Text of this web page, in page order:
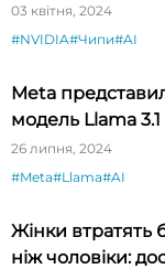
03 квітня, 2024
#NVIDIA#Чипи#AI
Meta
модель Llama 3.1
26 липня, 2024
#Meta#Llama#AI
Жінки втратять
ніж чоловіки: